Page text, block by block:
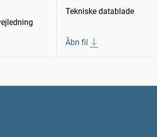
Tekniske datablade
Åbn fil